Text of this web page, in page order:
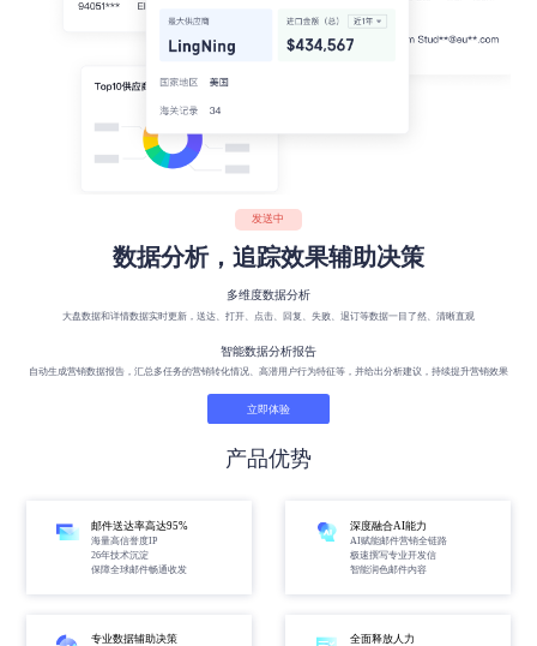
发送中
数据分析，追踪效果辅助决策
多维度数据分析
大盘数据和详情数据实时更新，送达、打开、点击、回复、失败、退订等数据一目了然、清晰直观
智能数据分析报告
自动生成营销数据报告，汇总多任务的营销转化情况、高潜用户行为特征等，并给出分析建议，持续提升营销效果
立即体验
产品优势
邮件送达率高达95%
海量高信誉度IP
26年技术沉淀
保障全球邮件畅通收发
深度融合AI能力
AI赋能邮件营销全链路
极速撰写专业开发信
智能润色邮件内容
专业数据辅助决策 全面释放人力